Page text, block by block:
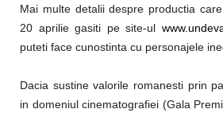
Mai multe detalii despre productia
20 aprilie gasiti pe site-ul
puteti face cunostinta cu personajele
Dacia sustine valorile romanesti prin
in domeniul cinematografiei (Gala